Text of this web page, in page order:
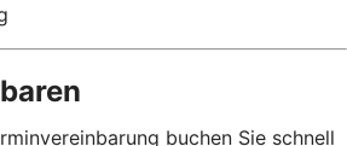
buchen Sie schnell